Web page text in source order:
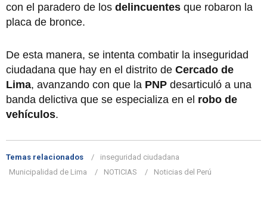
con el paradero de los delincuentes que robaron la
placa de bronce.
De esta manera, se intenta combatir la inseguridad
ciudadana que hay en el distrito de Cercado de
Lima, avanzando con que la PNP desarticuló a una
banda delictiva que se especializa en el robo de
vehículos.
Temas relacionados
inseguridad ciudadana
Municipalidad de Lima
NOTICIAS Noticias del Perú